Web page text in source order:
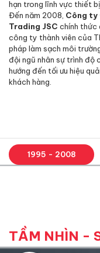
hạn trong lĩnh vực thiết
Đến năm 2008, Công ty
Trading JSC chính thức
công ty thành viên của
pháp làm sạch môi
đội ngũ nhân sự trình độ
hướng đến tối ưu hiệu
khách hàng.
1995 - 2008
TẦM NHÌN -